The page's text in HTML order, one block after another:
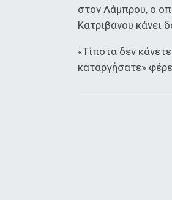
στον Λάμπρου, ο
Κατριβάνου κάνει
«Τίποτα δεν
καταργήσατε»